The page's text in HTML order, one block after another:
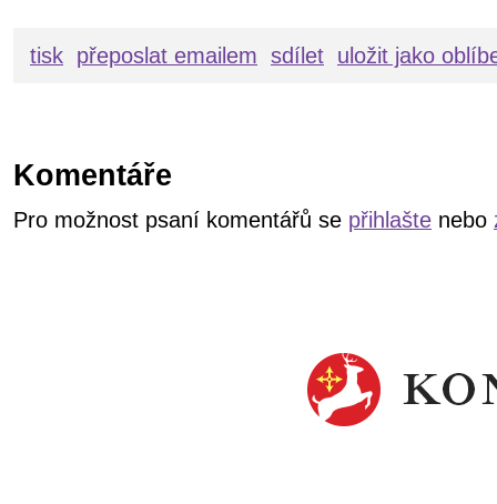
tisk přeposlat emailem sdílet uložit jako
Komentáře
Pro možnost psaní komentářů se přihlašte nebo